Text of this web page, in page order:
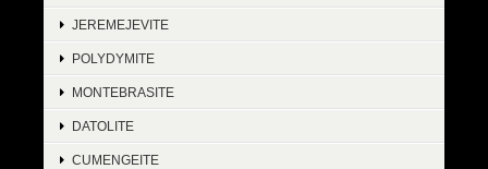
JEREMEJEVITE
POLYDYMITE
MONTEBRASITE
DATOLITE
CUMENGEITE